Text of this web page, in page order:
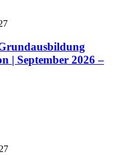
| September 2026 –